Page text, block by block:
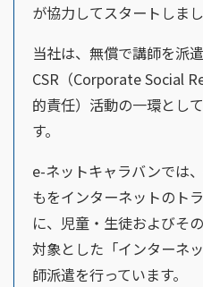
が協力してスタートしまし
当社は、無償で講師を派遣
CSR（Corporate Social
的責任）活動の一環とし
す。
e-ネットキャラバンでは
もをインターネットのト
に、児童・生徒およびそ
対象とした「インターネ
師派遣を行っています。